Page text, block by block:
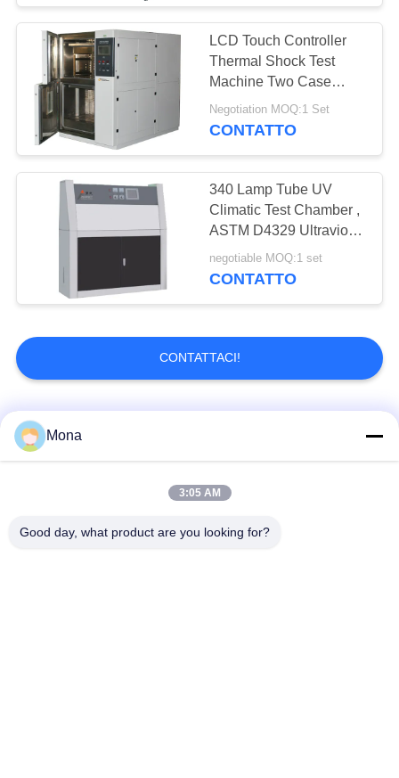
LCD Touch Controller
Thermal Shock Test
Machine Two Case
Basket Type Cabinet
Negotiation MOQ:1 Set
CONTATTO
340 Lamp Tube UV
Climatic Test Chamber ,
ASTM D4329 Ultraviolet
Climatic Aging Tester
negotiable MOQ:1 set
CONTATTO
CONTATTACI!
Categorie popolari
Macchina universale
Mona
3:05 AM
Good day, what product are you looking for?